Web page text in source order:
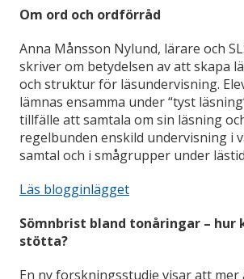
Om ord och ordförråd
Anna Månsson Nylund, lärare och
skriver om betydelsen av att skapa
och struktur för läsundervisning.
lämnas ensamma under “tyst
tillfälle att samtala om sin läsning
regelbunden enskild undervisning i
samtal och i smågrupper under
Läs blogginlägget
Sömnbrist bland tonåringar – hur
stötta?
En ny forskningsstudie visar att mer